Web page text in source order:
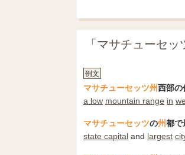
「マサチューセ
例文
マサチューセッツ州西部の
a low mountain range in
マサチューセッツの州都で
state capital and largest